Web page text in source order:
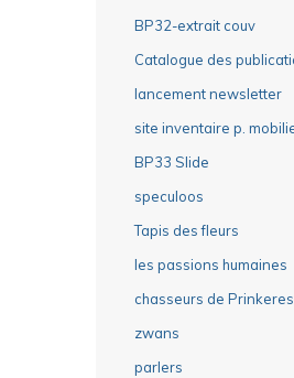
BP32-extrait couv
Catalogue des
lancement newsletter
site inventaire p.
BP33 Slide
speculoos
Tapis des fleurs
les passions humaines
chasseurs de Prinkeres
zwans
parlers